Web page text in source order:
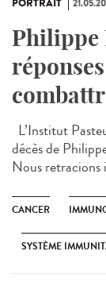
PORTRAIT
Philippe
L’Institut
décès de
Nous retracions
CANCER
SYSTÈME